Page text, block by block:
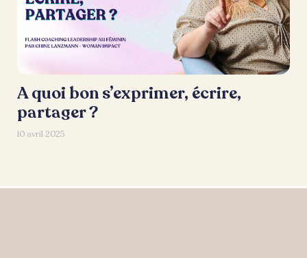
A quoi bon s’exprimer, écrire,
partager ?
10 avril 2025